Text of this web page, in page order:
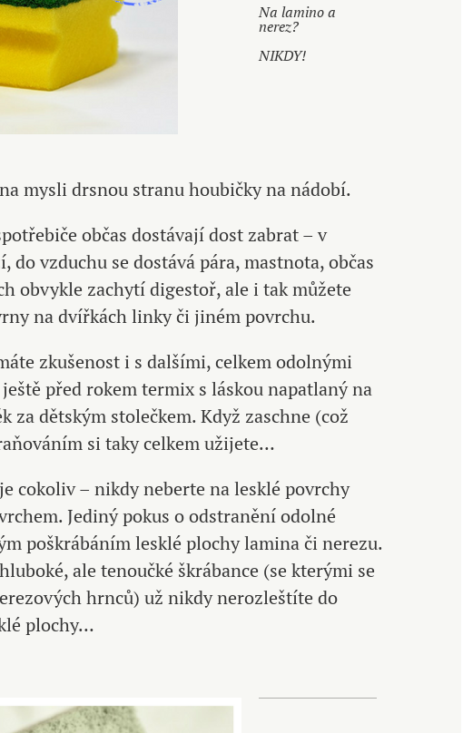
Na lamino a
nerez?
NIKDY!
mysli drsnou stranu houbičky na nádobí.
občas dostávají dost zabrat – v
do vzduchu se dostává pára, mastnota, občas
obvykle zachytí digestoř, ale i tak můžete
na dvířkách linky či jiném povrchu.
zkušenost i s dalšími, celkem odolnými
před rokem termix s láskou napatlaný na
za dětským stolečkem. Když zaschne (což
si taky celkem užijete…
cokoliv – nikdy neberte na lesklé povrchy
Jediný pokus o odstranění odolné
poškrábáním lesklé plochy lamina či nerezu.
ale tenoučké škrábance (se kterými se
hrnců) už nikdy nerozleštíte do
plochy…